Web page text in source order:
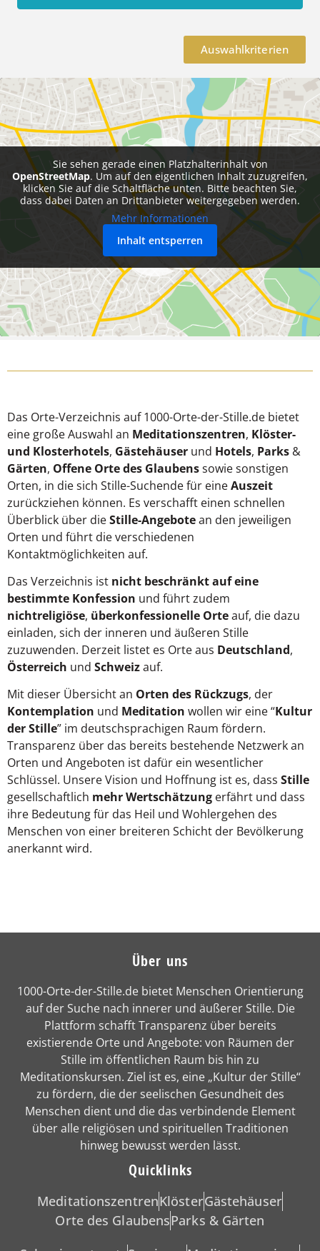
Auswahlkriterien
Sie sehen gerade einen Platzhalterinhalt von
OpenStreetMap. Um auf den eigentlichen Inhalt zuzugreifen,
klicken Sie auf die Schaltfläche unten. Bitte beachten Sie,
dass dabei Daten an Drittanbieter weitergegeben werden.
Mehr Informationen
Inhalt entsperren
Das Orte-Verzeichnis auf 1000-Orte-der-Stille.de bietet
eine große Auswahl an Meditationszentren, Klöster-
und Klosterhotels, Gästehäuser und Hotels, Parks &
Gärten, Offene Orte des Glaubenssowie sonstigen
Orten, in die sich Stille-Suchende für eineAuszeit
zurückziehen können. Es verschafft einen schnellen
Überblick über dieStille-Angebotean den jeweiligen
Orten und führt die verschiedenen
Kontaktmöglichkeiten auf.
Das Verzeichnis ist nicht beschränkt auf eine
bestimmte Konfession und führt zudem
nichtreligiöse, überkonfessionelle Orteauf, die dazu
einladen, sich der inneren und äußeren Stille
zuzuwenden. Derzeit listet es Orte aus Deutschland,
Österreich und Schweizauf.
Mit dieser Übersicht an Orten des Rückzugs, der
Kontemplation und Meditation wollen wir eine “Kultur
der Stille” im deutschsprachigen Raum fördern.
Transparenz über das bereits bestehende Netzwerk an
Orten und Angeboten ist dafür ein wesentlicher
Schlüssel. Unsere Vision und Hoffnung ist es, dass Stille
gesellschaftlich mehr Wertschätzung erfährt und dass
ihre Bedeutung für das Heil und Wohlergehen des
Menschen von einer breiteren Schicht der Bevölkerung
anerkannt wird.
Über uns
1000-Orte-der-Stille.de bietet Menschen Orientierung
auf der Suche nach innerer und äußerer Stille. Die
Plattform schafft Transparenz über bereits
existierende Orte und Angebote: von Räumen der
Stille im öffentlichen Raum bis hin zu
Meditationskursen. Ziel ist es, eine „Kultur der Stille“
zu fördern, die der seelischen Gesundheit des
Menschen dient und die das verbindende Element
über alle religiösen und spirituellen Traditionen
hinweg bewusst werden lässt.
Quicklinks
MeditationszentrenKlösterGästehäuser
Orte des GlaubensParks & Gärten